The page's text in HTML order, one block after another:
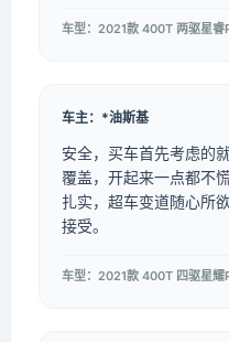
车型：2021款 400T 两驱星睿
车主：*油斯基
安全，买车首先考虑的
覆盖，开起来一点都不
扎实，超车变道随心所
接受。
车型：2021款 400T 四驱星耀